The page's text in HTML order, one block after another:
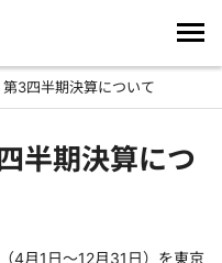
3四半期決算について
半期決算につ
4月1日～12月31日）を東京